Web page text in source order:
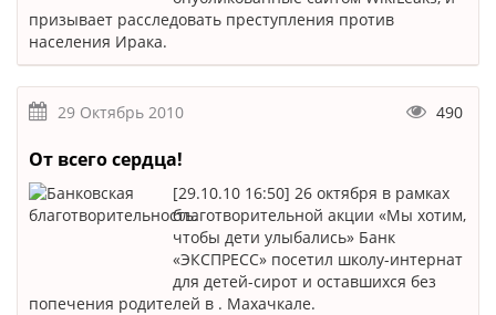
призывает расследовать преступления против
населения Ирака.
29 Октябрь 2010 490
От всего сердца!
[29.10.10 16:50] 26 октября в рамках
благотворительной акции «Мы хотим,
чтобы дети улыбались» Банк
«ЭКСПРЕСС» посетил школу-интернат
для детей-сирот и оставшихся без
попечения родителей в . Махачкале.